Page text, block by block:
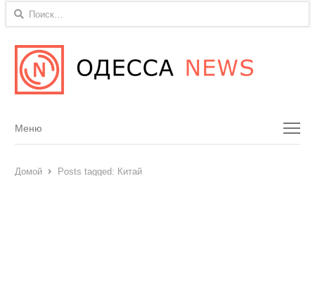
Найти:
Menu
Меню
Домой Posts tagged: Китай